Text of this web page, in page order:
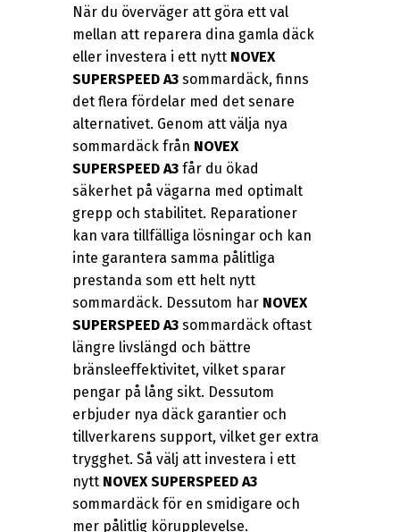
När du överväger att göra ett val
mellan att reparera dina gamla däck
eller investera i ett nytt NOVEX
SUPERSPEED A3sommardäck, finns
det flera fördelar med det senare
alternativet. Genom att välja nya
sommardäck från NOVEX
SUPERSPEED A3får du ökad
säkerhet på vägarna med optimalt
grepp och stabilitet. Reparationer
kan vara tillfälliga lösningar och kan
inte garantera samma pålitliga
prestanda som ett helt nytt
sommardäck. Dessutom har NOVEX
SUPERSPEED A3sommardäck oftast
längre livslängd och bättre
bränsleeffektivitet, vilket sparar
pengar på lång sikt. Dessutom
erbjuder nya däck garantier och
tillverkarens support, vilket ger extra
trygghet. Så välj att investera i ett
nytt NOVEX SUPERSPEED A3
sommardäck för en smidigare och
mer pålitlig körupplevelse.